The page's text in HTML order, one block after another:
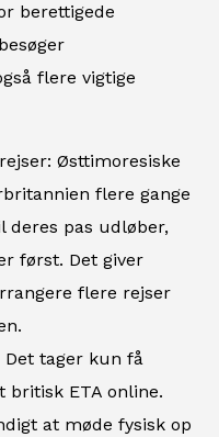
berettigede
flere vigtige
Østtimoresiske
flere gange
deres pas udløber,
først. Det giver
flere rejser
Det tager kun få
britisk ETA online.
at møde fysisk op